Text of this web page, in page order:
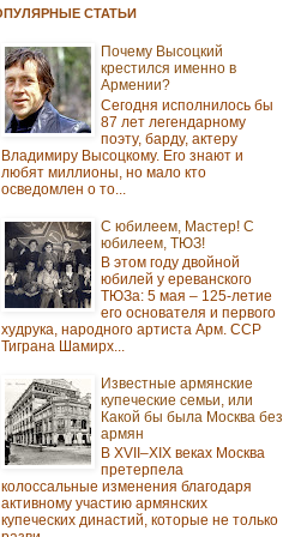
СТАТЬИ
Почему Высоцкий
крестился именно в
Армении?
Сегодня исполнилось бы
87 лет легендарному
поэту, барду, актеру
Владимиру Высоцкому. Его знают и
любят миллионы, но мало кто
осведомлен о то...
С юбилеем, Мастер! С
юбилеем, ТЮЗ!
В этом году двойной
юбилей у ереванского
ТЮЗа: 5 мая – 125-летие
его основателя и первого
худрука, народного артиста Арм. ССР
Тиграна Шамирх...
Известные армянские
купеческие семьи, или
Какой бы была Москва без
армян
В XVII–XIX веках Москва
претерпела
колоссальные изменения благодаря
активному участию армянских
купеческих династий, которые не только